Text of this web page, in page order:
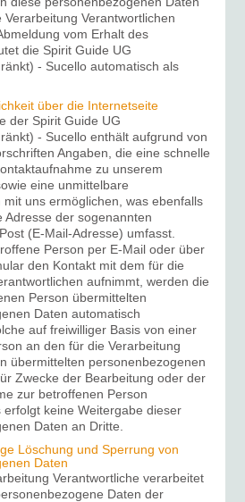
Verarbeitung Verantwortlichen
vom Erhalt des
die Spirit Guide UG
- Sucello automatisch als
über die Internetseite
der Spirit Guide UG
- Sucello enthält aufgrund von
Angaben, die eine schnelle
zu unserem
eine unmittelbare
mit uns ermöglichen, was ebenfalls
Adresse der sogenannten
(E-Mail-Adresse) umfasst.
Person per E-Mail oder über
den Kontakt mit dem für die
aufnimmt, werden die
Person übermittelten
Daten automatisch
auf freiwilliger Basis von einer
an den für die Verarbeitung
übermittelten personenbezogenen
Zwecke der Bearbeitung oder der
zur betroffenen Person
erfolgt keine Weitergabe dieser
Daten an Dritte.
Löschung und Sperrung von
Daten
Verantwortliche verarbeitet
Daten der